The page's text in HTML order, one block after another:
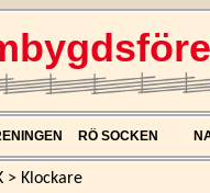
RÖ SOCKEN
> Klockare